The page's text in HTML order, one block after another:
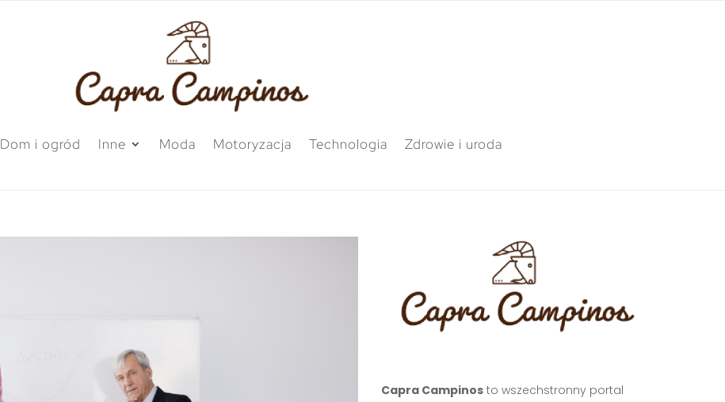
Dom i ogród Inne Moda Motoryzacja Technologia Zdrowie i uroda
Capra Campinosto wszechstronny portal